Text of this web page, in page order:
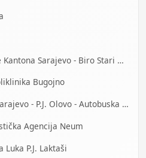
J.U. Služba za zapošljavanje Kantona Sarajevo - Biro Stari Grad
Bugojno
Centrotrans-Eurolines dd Sarajevo - P.J. Olovo - Autobuska stanica
Agencija Neum
Luka P.J. Laktaši